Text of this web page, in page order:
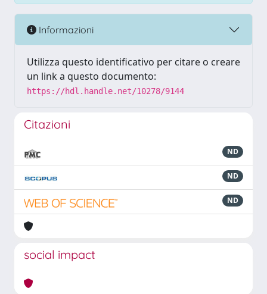
Informazioni
Utilizza questo identificativo per citare o creare
un link a questo documento:
https://hdl.handle.net/10278/9144
Citazioni
ND
ND
ND
social impact